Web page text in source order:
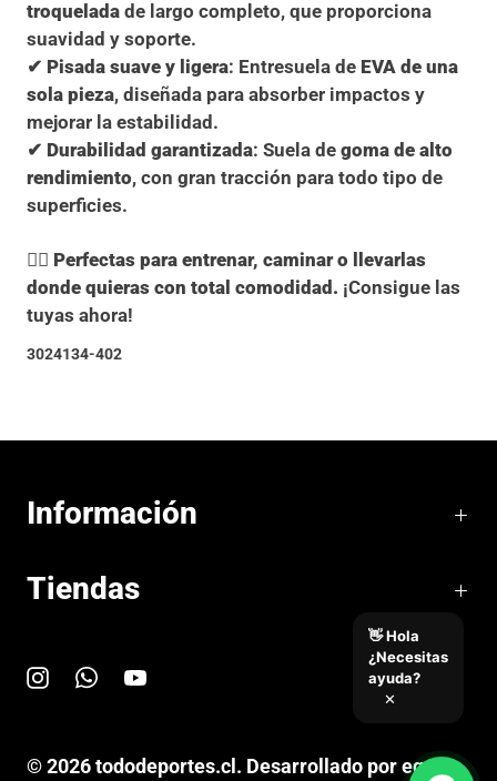
troquelada de largo completo, que proporciona
suavidad y soporte.
✔ Pisada suave y ligera: Entresuela de EVA de una
sola pieza, diseñada para absorber impactos y
mejorar la estabilidad.
✔ Durabilidad garantizada: Suela de goma de alto
rendimiento, con gran tracción para todo tipo de
superficies.
🏃‍♂️ Perfectas para entrenar, caminar o llevarlas
donde quieras con total comodidad. ¡Consigue las
tuyas ahora!
3024134-402
Información
Tiendas
© 2026tododeportes.cl. Desarrollado por equipo
👋 Hola
¿Necesitas
ayuda?
✕